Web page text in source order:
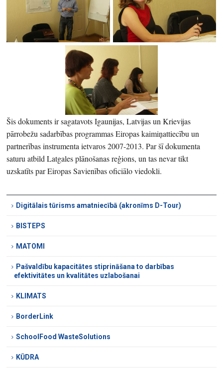
Šis dokuments ir sagatavots Igaunijas, Latvijas un Krievijas
pārrobežu sadarbības programmas Eiropas kaimiņattiecību un
partnerības instrumenta ietvaros 2007-2013. Par šī dokumenta
saturu atbild Latgales plānošanas reģions, un tas nevar tikt
uzskatīts par Eiropas Savienības oficiālo viedokli.
Digitālais tūrisms amatniecībā (akronīms D-Tour)
BISTEPS
MATOMI
Pašvaldību kapacitātes stiprināšana to darbības
efektivitātes un kvalitātes uzlabošanai
KLIMATS
BorderLink
SchoolFood WasteSolutions
KŪDRA